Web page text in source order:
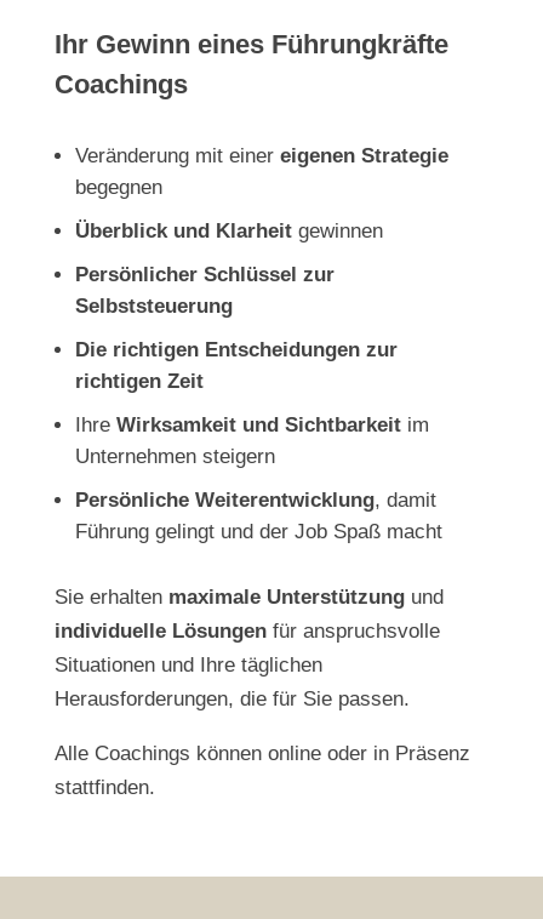
Ihr Gewinn eines Führungkräfte
Coachings
Veränderung mit einer eigenen Strategie
begegnen
Überblick und Klarheitgewinnen
Persönlicher Schlüssel zur
Selbststeuerung
Die richtigen Entscheidungen zur
richtigen Zeit
Ihre Wirksamkeit und Sichtbarkeitim
Unternehmen steigern
Persönliche Weiterentwicklung, damit
Führung gelingt und der Job Spaß macht
Sie erhalten maximale Unterstützungund
individuelle Lösungenfür anspruchsvolle
Situationen und Ihre täglichen
Herausforderungen, die für Sie passen.
Alle Coachings können online oder in Präsenz
stattfinden.